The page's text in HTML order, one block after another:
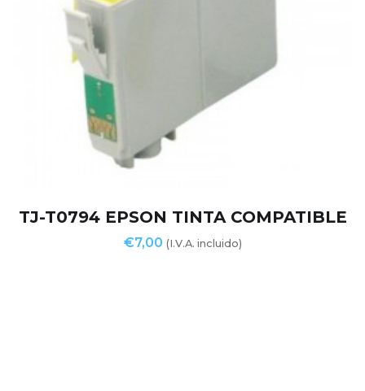
TJ-T0794 EPSON TINTA COMPATIBLE
€7,00 (I.V.A. incluido)